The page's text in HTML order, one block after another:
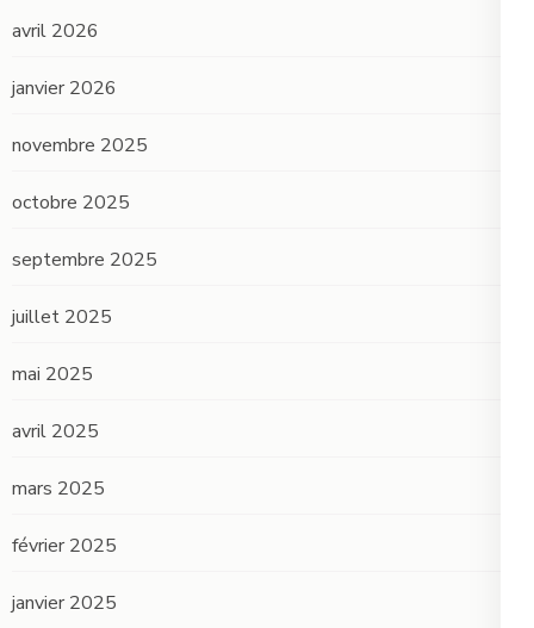
avril 2026
janvier 2026
novembre 2025
octobre 2025
septembre 2025
juillet 2025
mai 2025
avril 2025
mars 2025
février 2025
janvier 2025